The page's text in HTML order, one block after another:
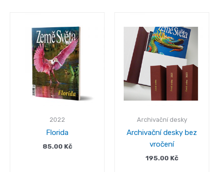
2022
Florida
85.00 Kč
Archivační desky
Archivační desky bez
vročení
195.00 Kč